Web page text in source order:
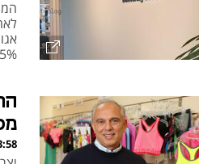
15% על מחיר
05.08.26